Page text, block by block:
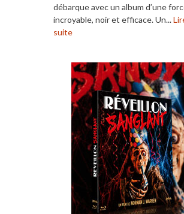
débarque avec un album d’une
incroyable, noir et efficace. Un...
suite